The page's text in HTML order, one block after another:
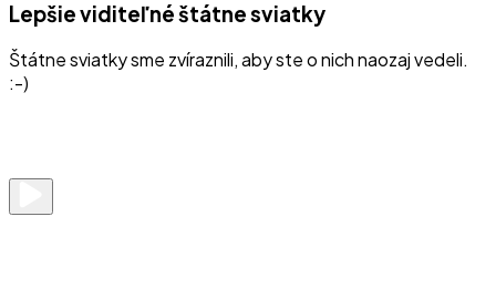
Lepšie viditeľné štátne sviatky
Štátne sviatky sme zvíraznili, aby ste o nich naozaj vedeli.
:-)